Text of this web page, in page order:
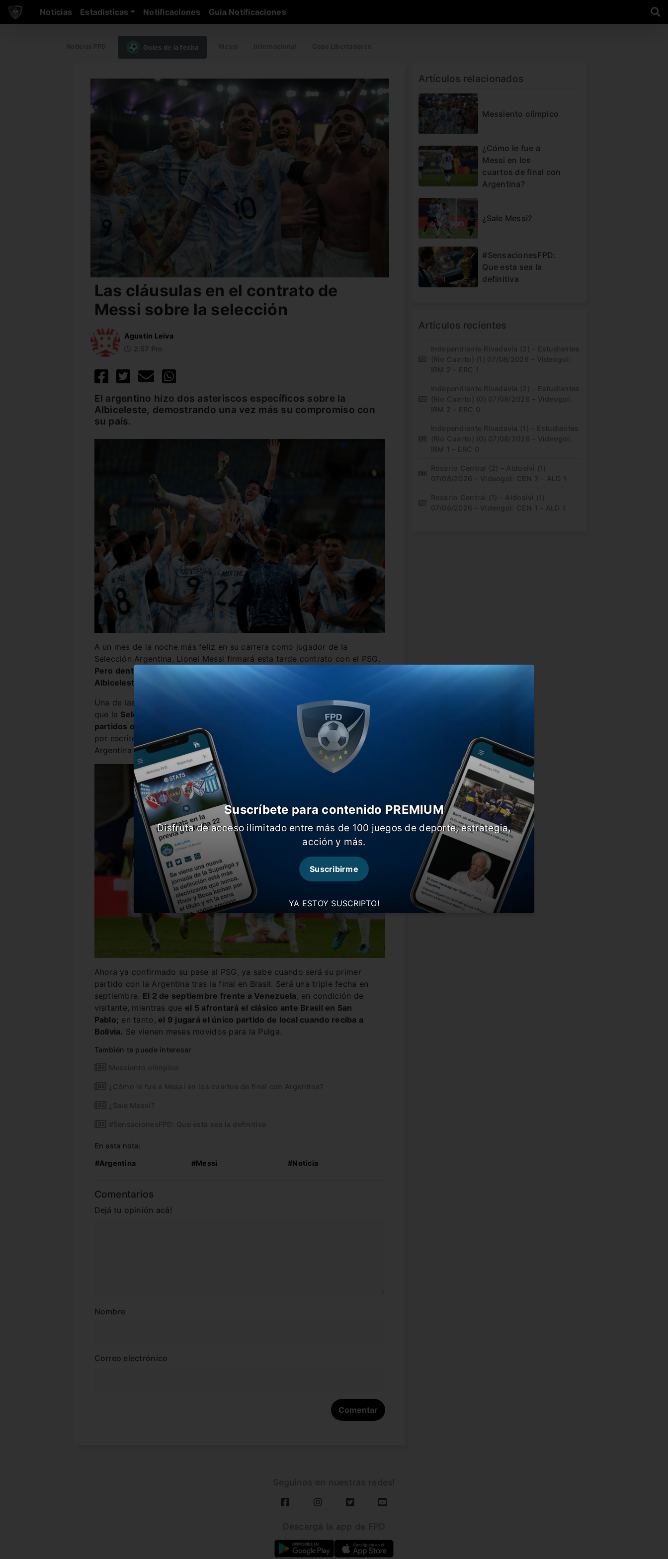
Noticias Estadísticas Notificaciones Guia Notificaciones
Goles de la fecha
Las cláusulas en el contrato de
Messi sobre la selección
Agustín Leiva
El argentino hizo dos asteriscos específicos sobre la
Albiceleste, demostrando una vez más su compromiso con
su país.
A un mes de la noche más feliz en su carrera como jugador de la
Selección Argentina, Lionel Messi firmará esta tarde contrato con el PSG.
Pero dentro de ese vínculo hay dos cláusulas para darle prioridad a la
Albiceleste.
El capitán, una vez más demostrando su compromiso.
Una de las cláusulas que tendría el contrato de Messi con PSG expresa
que la Selección Argentina será prioridad para el rosarino para jugar
partidos oficiales o amistosos.
En tanto, otro pedido de habría dejado
por escrito Messi en el contrato es que el cuerpo médico de la Selección
Argentina pueda tener acceso a las instalaciones de PSG.
Ahora ya confirmado su pase al PSG, ya sabe cuando será su primer
partido con la Argentina tras la final en Brasil. Será una triple fecha en
septiembre. El 2 de septiembre frente a Venezuela , en condición de
visitante, mientras que el 5 afrontará el clásico ante Brasil en San
Pablo; en tanto, el 9 jugará el único partido de local cuando reciba a
Bolivia. Se vienen meses movidos para la Pulga.
También te puede interesar
Messiento olímpico
¿Cómo le fue a Messi en los cuartos de final con Argentina?
¿Sale Messi?
#SensacionesFPD: Que esta sea la definitiva
En esta nota:
#Argentina #Messi #Noticia
Comentarios
Dejá tu opinión acá!
Nombre
Correo electrónico
Artículos relacionados
Messiento olímpico
¿Cómo le fue a
Messi en los
cuartos de final con
Argentina?
¿Sale Messi?
#SensacionesFPD:
Que esta sea la
definitiva
Artículos recientes
Independiente Rivadavia (2) – Estudiantes
(Río Cuarto) (1) 07/08/2026 – Videogol:
IRM 2 – ERC 1
Independiente Rivadavia (2) – Estudiantes
(Río Cuarto) (0) 07/08/2026 – Videogol:
IRM 2 – ERC 0
Independiente Rivadavia (1) – Estudiantes
(Río Cuarto) (0) 07/08/2026 – Videogol:
IRM 1 – ERC 0
Rosario Central (2) – Aldosivi (1)
07/08/2026 – Videogol: CEN 2 – ALD 1
Rosario Central (1) – Aldosivi (1)
07/08/2026 – Videogol: CEN 1 – ALD 1
YA ESTOY SUSCRIPTO!
Suscríbete para contenido PREMIUM
Disfruta de acceso ilimitado entre más de 100 juegos de deporte, estrategia,
acción y más.
Suscribirme